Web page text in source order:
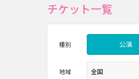
チケット一覧
種別 公演
地域